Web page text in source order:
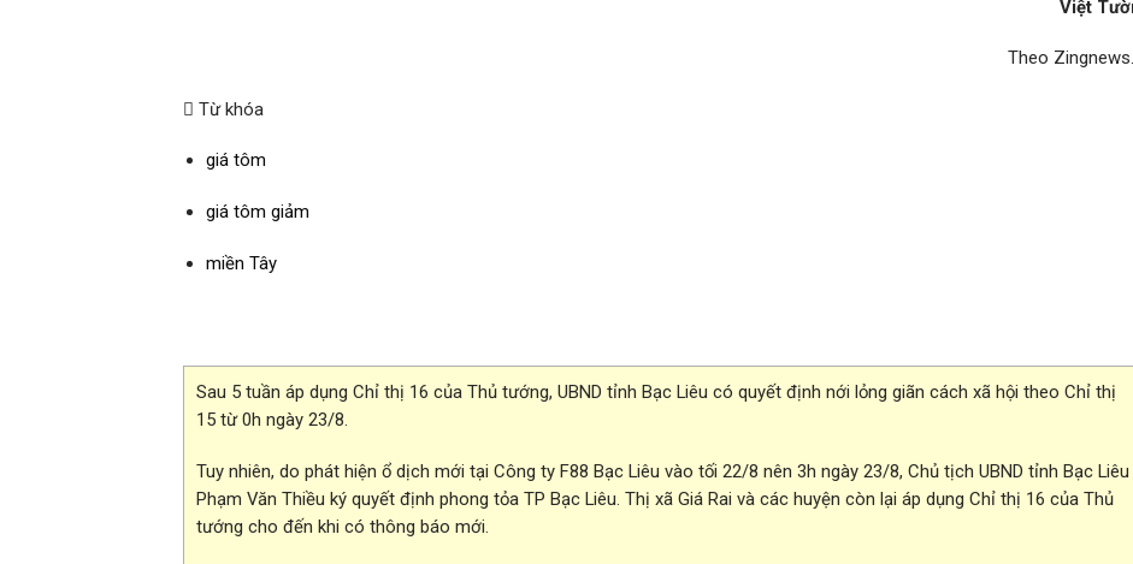
Việt
Theo
Từ khóa
giá tôm
giá tôm giảm
miền Tây
Sau 5 tuần áp dụng Chỉ thị 16 của Thủ tướng, UBND tỉnh Bạc Liêu có quyết định nới lỏng giãn cách xã hội theo Chỉ thị
15 từ 0h ngày 23/8.
Tuy nhiên, do phát hiện ổ dịch mới tại Công ty F88 Bạc Liêu vào tối 22/8 nên 3h ngày 23/8, Chủ tịch UBND tỉnh Bạc Liêu
Phạm Văn Thiều ký quyết định phong tỏa TP Bạc Liêu. Thị xã Giá Rai và các huyện còn lại áp dụng Chỉ thị 16 của Thủ
tướng cho đến khi có thông báo mới.